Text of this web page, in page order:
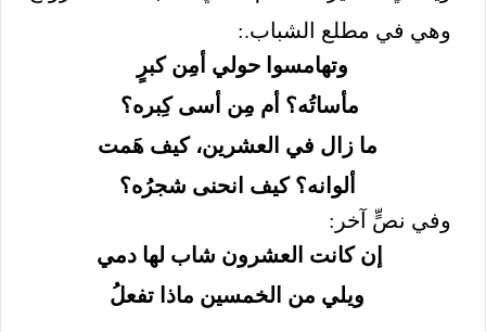
وهي في مطلع الشباب.:
وتهامسوا حولي أمِن كبرٍ
مأساتُه؟ أم مِن أسى كِبره؟
ما زال في العشرين، كيف هَمت
ألوانه؟ كيف انحنى شجرُه؟
وفي نصٍّ آخر:
إن كانت العشرون شاب لها دمي
ويلي من الخمسين ماذا تفعلُ